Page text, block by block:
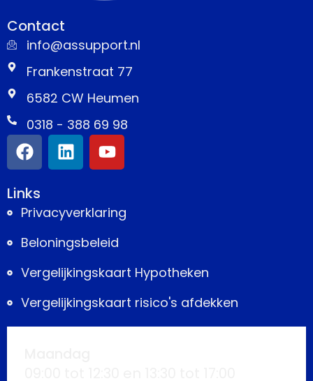
Contact
info@assupport.nl
Frankenstraat 77
6582 CW Heumen
0318 - 388 69 98
Links
Privacyverklaring
Beloningsbeleid
Vergelijkingskaart Hypotheken
Vergelijkingskaart risico's afdekken